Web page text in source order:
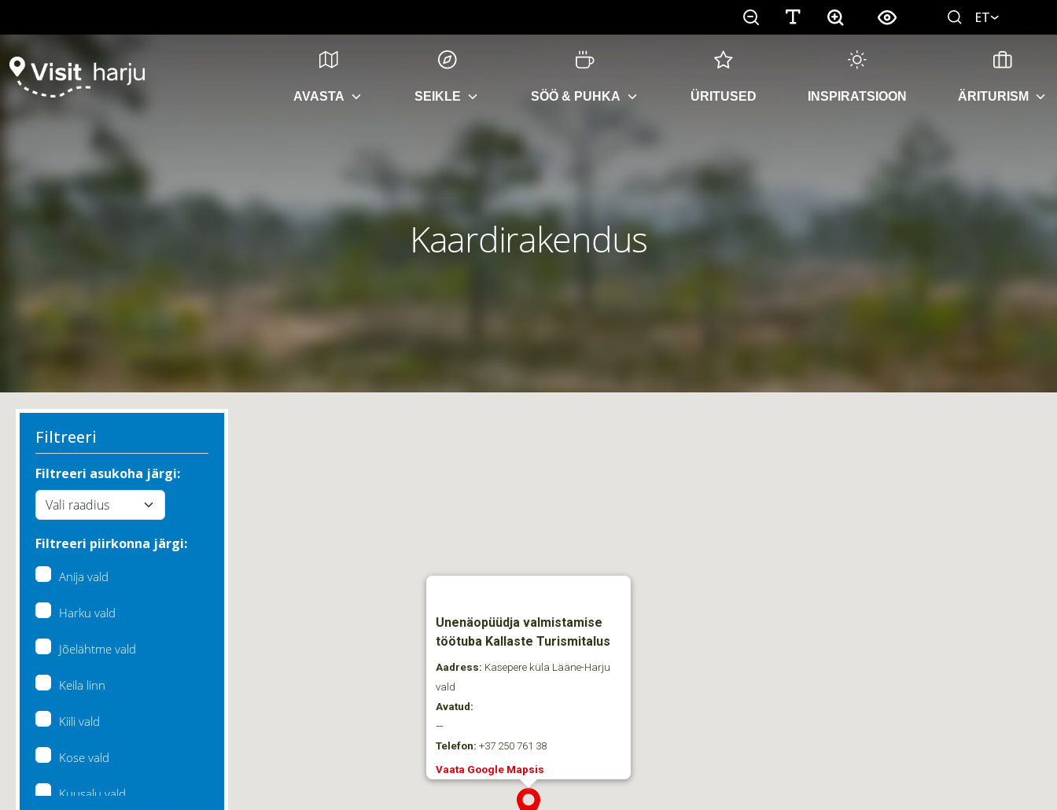
ET
AVASTA SEIKLE SÖÖ & PUHKA ÜRITUSED INSPIRATSIOON ÄRITURISM
Kaardirakendus
Filtreeri
Filtreeri asukoha järgi:
Filtreeri piirkonna järgi:
Anija vald
Harku vald
Jõelähtme vald
Keila linn
Kiili vald
Kose vald
Kuusalu vald
Unenäopüüdja valmistamise
töötuba Kallaste Turismitalus
Aadress: Kasepere küla Lääne-Harju
vald
Avatud:
—
Telefon: +37 250 761 38
Vaata Google Mapsis